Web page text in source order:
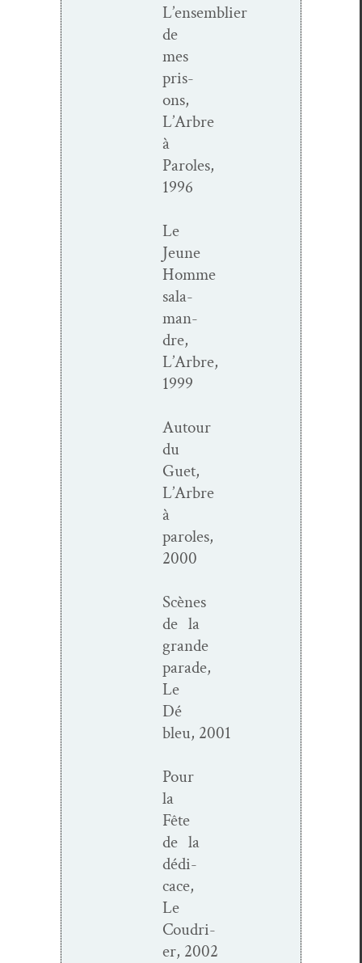
L’ensemblier
de
mes
pris­
ons,
L’Arbre
à
Paroles,
1996
Le
Jeune
Homme
sala­
man­
dre,
L’Arbre,
1999
Autour
du
Guet,
L’Arbre
à
paroles,
2000
Scènes
de la
grande
parade,
Le
Dé
bleu, 2001
Pour
la
Fête
de la
dédi­
cace,
Le
Coudri­
er, 2002